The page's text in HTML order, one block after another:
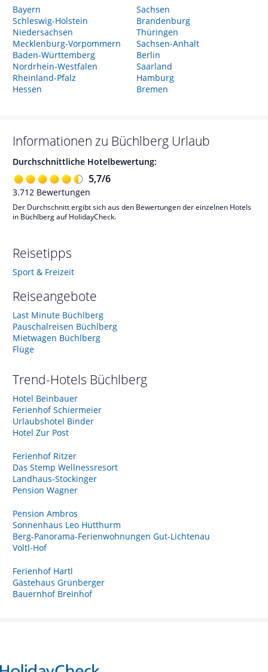
Bayern
Schleswig-Holstein
Niedersachsen
Mecklenburg-Vorpommern
Baden-Württemberg
Nordrhein-Westfalen
Rheinland-Pfalz
Hessen
Sachsen
Brandenburg
Thüringen
Sachsen-Anhalt
Berlin
Saarland
Hamburg
Bremen
Informationen zu Büchlberg Urlaub
Durchschnittliche Hotelbewertung:
5,7/6
3.712 Bewertungen
Der Durchschnitt ergibt sich aus den Bewertungen der einzelnen Hotels
in Büchlberg auf HolidayCheck.
Reisetipps
Sport & Freizeit
Reiseangebote
Last Minute Büchlberg
Pauschalreisen Büchlberg
Mietwagen Büchlberg
Flüge
Trend-Hotels Büchlberg
Hotel Beinbauer
Ferienhof Schiermeier
Urlaubshotel Binder
Hotel Zur Post
Ferienhof Ritzer
Das Stemp Wellnessresort
Landhaus-Stockinger
Pension Wagner
Pension Ambros
Sonnenhaus Leo Hutthurm
Berg-Panorama-Ferienwohnungen Gut-Lichtenau
Völtl-Hof
Ferienhof Hartl
Gästehaus Grünberger
Bauernhof Breinhof